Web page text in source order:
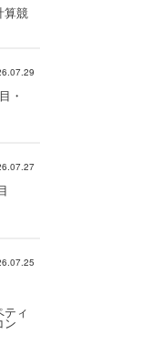
算競
・
ティ
ン